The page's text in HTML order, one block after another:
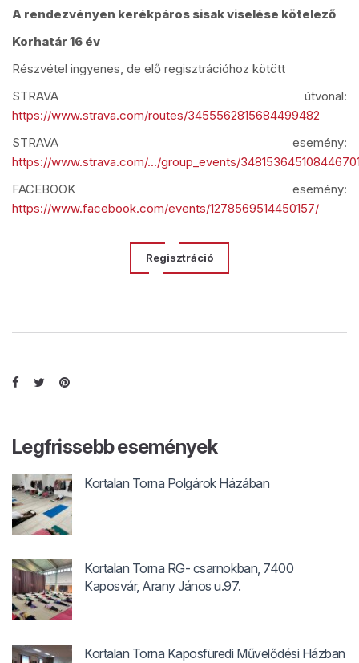
A rendezvényen kerékpáros sisak viselése kötelező
Korhatár 16 év
Részvétel ingyenes, de elő regisztrációhoz kötött
STRAVA útvonal:
https://www.strava.com/routes/3455562815684499482
STRAVA esemény:
https://www.strava.com/.../group_events/
FACEBOOK esemény:
https://www.facebook.com/events/1278569514450157/
Regisztráció
Legfrissebb események
Kortalan Torna Polgárok Házában
Kortalan Torna RG- csarnokban, 7400
Kaposvár, Arany János u.97.
Kortalan Torna Kaposfüredi Művelődési Házban